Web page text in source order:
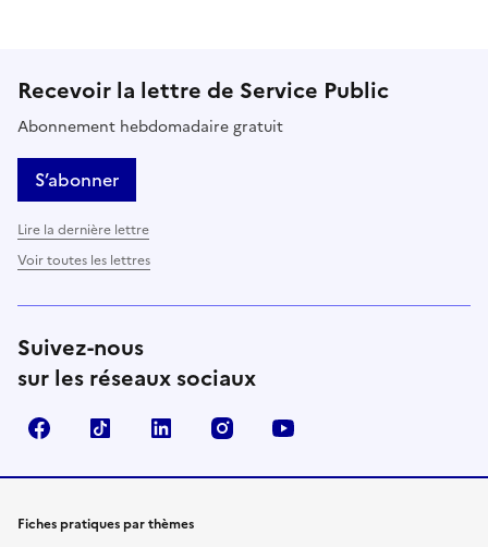
Recevoir la lettre de Service Public
Abonnement hebdomadaire gratuit
S’abonner
Lire la dernière lettre
Voir toutes les lettres
Suivez-nous
sur les réseaux sociaux
FacebookTikTok LinkedIn Instagram
Fiches pratiques par thèmes